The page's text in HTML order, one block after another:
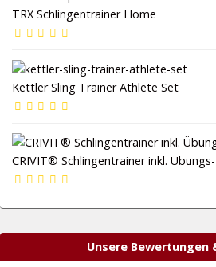
TRX Schlingentrainer Home
Kettler Sling Trainer Athlete Set
CRIVIT® Schlingentrainer inkl.
Unsere Bewertungen